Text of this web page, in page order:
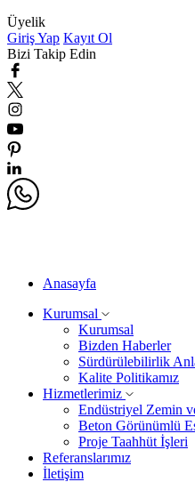
Üyelik
Giriş Yap Kayıt Ol
Bizi Takip Edin
Anasayfa
Kurumsal
Kurumsal
Bizden Haberler
Sürdürülebilirlik
Kalite Politikamız
Hizmetlerimiz
Endüstriyel Zemin
Beton Görünümlü
Proje Taahhüt İşleri
Referanslarımız
İletişim